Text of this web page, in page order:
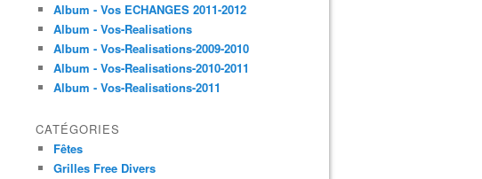
Album - Vos ECHANGES 2011-2012
Album - Vos-Realisations
Album - Vos-Realisations-2009-2010
Album - Vos-Realisations-2010-2011
Album - Vos-Realisations-2011
CATÉGORIES
Fêtes
Grilles Free Divers